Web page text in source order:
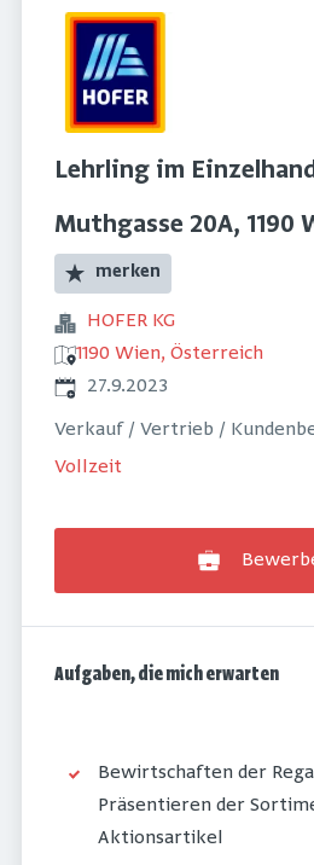
Lehrling im
Muthgasse 20A, 1190
merken
HOFER KG
1190 Wien, Österreich
Veröffentlicht
27.9.2023
Verkauf / Vertrieb /
Vollzeit
Aufgaben, die mich erwarten
Bewirtschaften der
Präsentieren der
Aktionsartikel